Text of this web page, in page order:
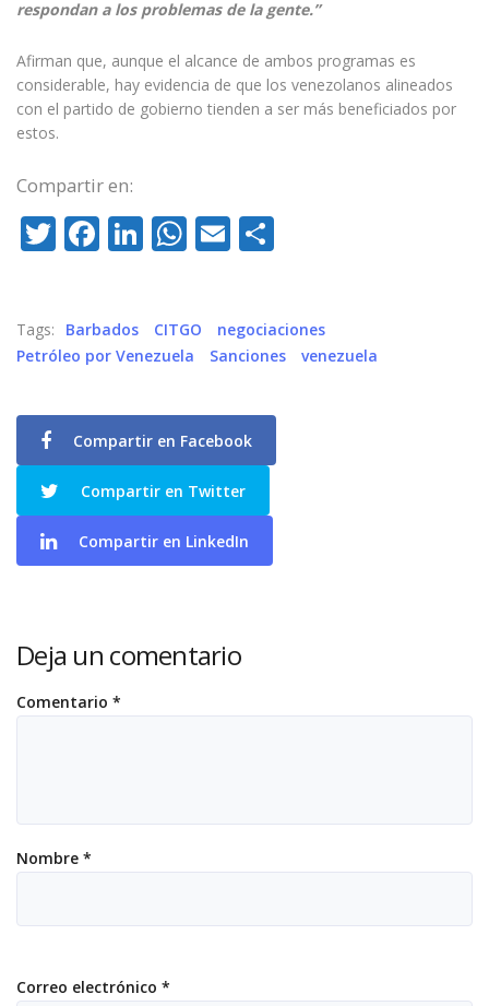
respondan a los problemas de la gente.”
Afirman que, aunque el alcance de ambos programas es
considerable, hay evidencia de que los venezolanos alineados
con el partido de gobierno tienden a ser más beneficiados por
estos.
Compartir en:
Twitter
Facebook
LinkedIn
WhatsApp
Email
Tags: Barbados CITGO
negociaciones
Petróleo por Venezuela
Sanciones venezuela
Compartir en Facebook
Compartir en Twitter
Compartir en LinkedIn
Deja un comentario
Comentario *
Nombre *
Correo electrónico *